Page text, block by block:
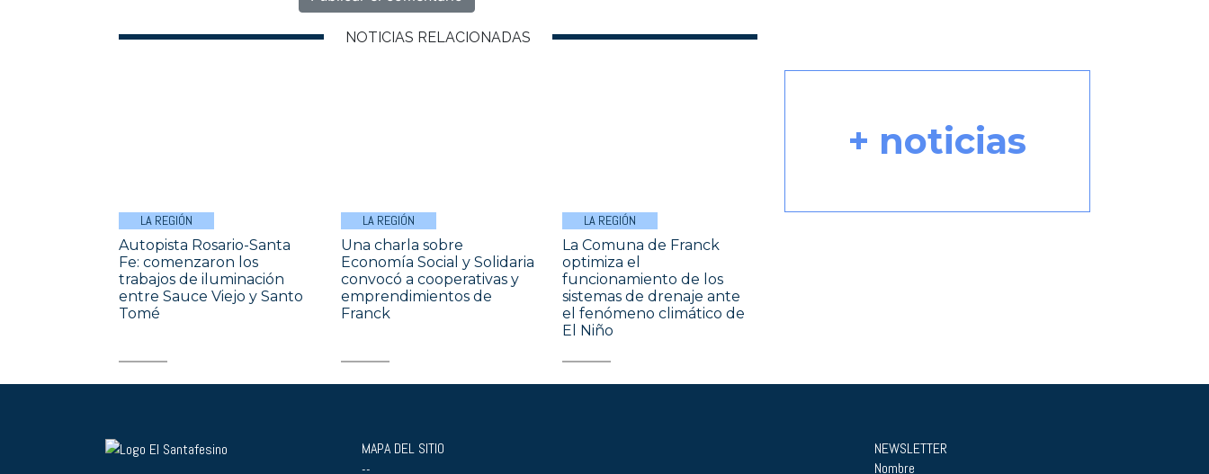
NOTICIAS RELACIONADAS
LA REGIÓN
Autopista Rosario-Santa
Fe: comenzaron los
trabajos de iluminación
entre Sauce Viejo y Santo
Tomé
LA REGIÓN
Una charla sobre
Economía Social y Solidaria
convocó a cooperativas y
emprendimientos de
Franck
LA REGIÓN
La Comuna de Franck
optimiza el
funcionamiento de los
sistemas de drenaje ante
el fenómeno climático de
El Niño
+ noticias
MAPA DEL SITIO
NEWSLETTER
Nombre